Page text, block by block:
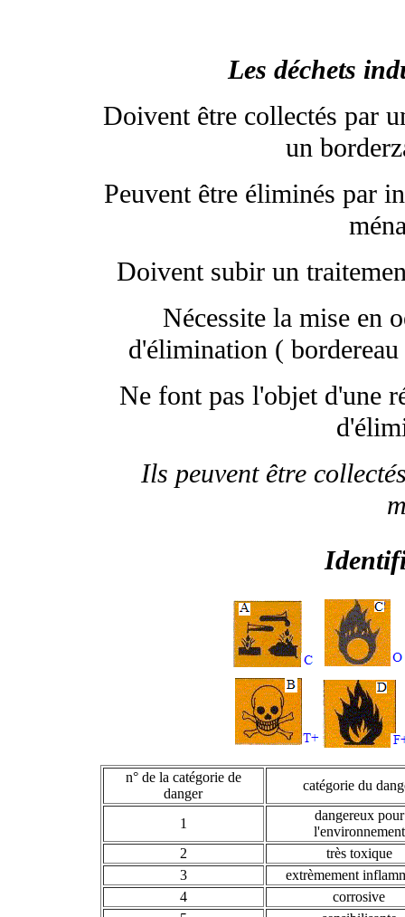
Les déchets
Doivent être collectés par
un
Peuvent être éliminés par
Doivent subir un
Nécessite la mise en
d'élimination (
Ne font pas l'objet d'une
Ils peuvent être
n° de la catégorie de
danger
catégorie du
1
dangereux pour
l'environnement
2
très toxique
3
extrèmement
4
corrosive